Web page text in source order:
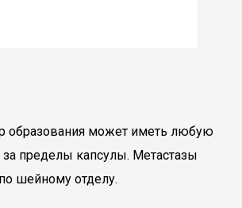
образования может иметь любую
пределы капсулы. Метастазы
шейному отделу.